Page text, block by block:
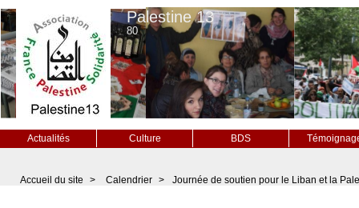
Palestine 13
80
Actualités Culture BDS
Accueil du site > Calendrier > Journée de soutien pour le Liban et la